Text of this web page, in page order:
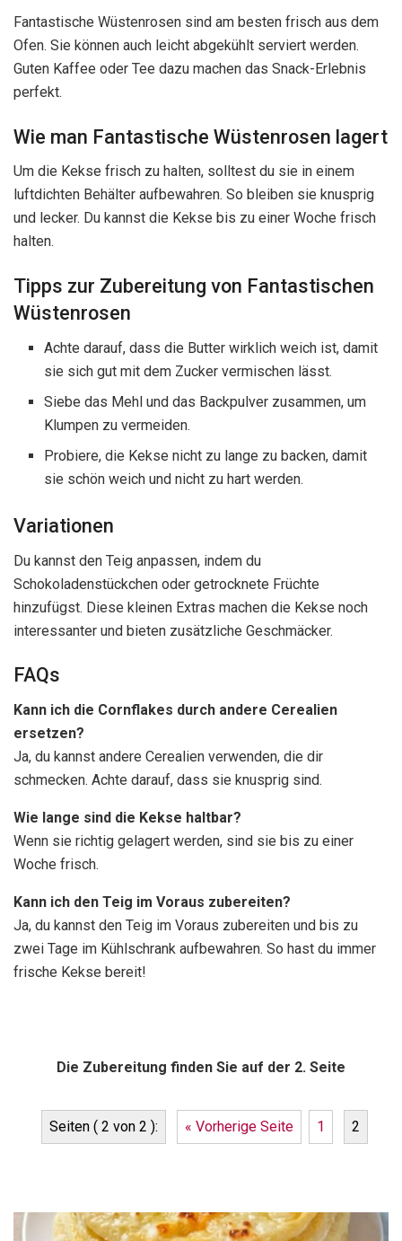
Fantastische Wüstenrosen sind am besten frisch aus dem
Ofen. Sie können auch leicht abgekühlt serviert werden.
Guten Kaffee oder Tee dazu machen das Snack-Erlebnis
perfekt.
Wie man Fantastische Wüstenrosen lagert
Um die Kekse frisch zu halten, solltest du sie in einem
luftdichten Behälter aufbewahren. So bleiben sie knusprig
und lecker. Du kannst die Kekse bis zu einer Woche frisch
halten.
Tipps zur Zubereitung von Fantastischen
Wüstenrosen
Achte darauf, dass die Butter wirklich weich ist, damit
sie sich gut mit dem Zucker vermischen lässt.
Siebe das Mehl und das Backpulver zusammen, um
Klumpen zu vermeiden.
Probiere, die Kekse nicht zu lange zu backen, damit
sie schön weich und nicht zu hart werden.
Variationen
Du kannst den Teig anpassen, indem du
Schokoladenstückchen oder getrocknete Früchte
hinzufügst. Diese kleinen Extras machen die Kekse noch
interessanter und bieten zusätzliche Geschmäcker.
FAQs
Kann ich die Cornflakes durch andere Cerealien
ersetzen?
Ja, du kannst andere Cerealien verwenden, die dir
schmecken. Achte darauf, dass sie knusprig sind.
Wie lange sind die Kekse haltbar?
Wenn sie richtig gelagert werden, sind sie bis zu einer
Woche frisch.
Kann ich den Teig im Voraus zubereiten?
Ja, du kannst den Teig im Voraus zubereiten und bis zu
zwei Tage im Kühlschrank aufbewahren. So hast du immer
frische Kekse bereit!
Die Zubereitung finden Sie auf der 2. Seite
Seiten ( 2 von 2 ): « Vorherige Seite 1 2